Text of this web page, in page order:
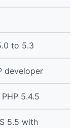
to 5.3
developer
5.4.5
5.5 with